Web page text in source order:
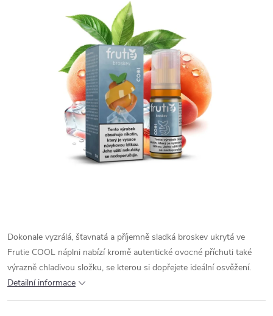
Dokonale vyzrálá, šťavnatá a příjemně sladká broskev ukrytá ve
Frutie COOL náplni nabízí kromě autentické ovocné příchuti také
výrazně chladivou složku, se kterou si dopřejete ideální osvěžení.
Detailní informace